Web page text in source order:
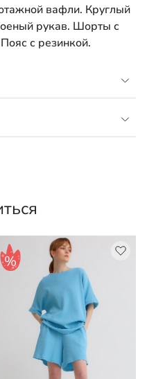
вафли. Круглый
рукав. Шорты с
с резинкой.
стирка со
при температуре не